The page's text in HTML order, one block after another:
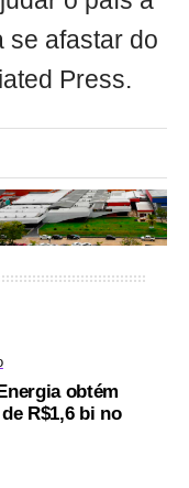
se afastar do
Press.
obtém
R$1,6 bi no